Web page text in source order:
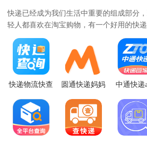
快递已经成为我们生活中重要的组成部分
轻人都喜欢在淘宝购物，有一个好用的快
自己商品的物流动态，还可以通过手机寄
门服务等，这些软件支持手机号查询、快递
快递物流快查
圆通快递妈妈
中通快递